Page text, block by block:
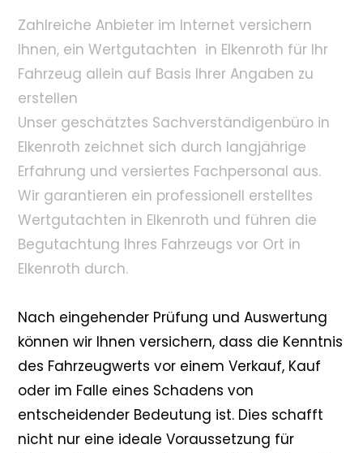
Zahlreiche Anbieter im Internet versichern
Ihnen, ein Wertgutachten in Elkenroth für Ihr
Fahrzeug allein auf Basis Ihrer Angaben zu
erstellen
Unser geschätztes Sachverständigenbüro in
Elkenroth zeichnet sich durch langjährige
Erfahrung und versiertes Fachpersonal aus.
Wir garantieren ein professionell erstelltes
Wertgutachten in Elkenroth und führen die
Begutachtung Ihres Fahrzeugs vor Ort in
Elkenroth durch.
Nach eingehender Prüfung und Auswertung
können wir Ihnen versichern, dass die Kenntnis
des Fahrzeugwerts vor einem Verkauf, Kauf
oder im Falle eines Schadens von
entscheidender Bedeutung ist. Dies schafft
nicht nur eine ideale Voraussetzung für